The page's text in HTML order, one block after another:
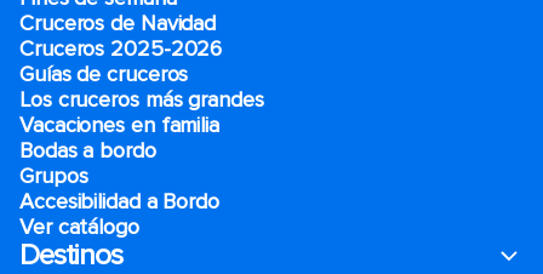
Cruceros de Navidad
Cruceros 2025-2026
Guías de cruceros
Los cruceros más grandes
Vacaciones en familia
Bodas a bordo
Grupos
Accesibilidad a Bordo
Ver catálogo
Destinos